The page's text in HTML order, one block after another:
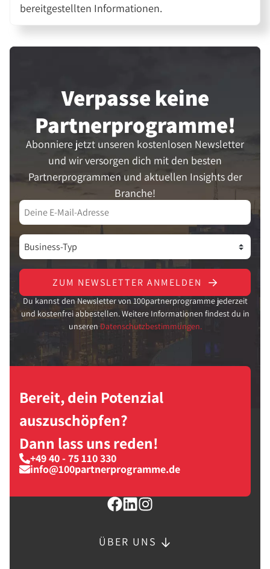
bereitgestellten Informationen.
Verpasse keine
Partner­programme!
Abonniere jetzt unseren kostenlosen Newsletter
und wir versorgen dich mit den besten
Partnerprogrammen und aktuellen Insights der
Branche!
ZUM NEWSLETTER ANMELDEN
Du kannst den Newsletter von 100partnerprogramme jederzeit
und kostenfrei abbestellen. Weitere Informationen findest du in
unseren Datenschutzbestimmungen.
Bereit, dein Potenzial
auszuschöpfen?
Dann lass uns reden!
+49 40 - 75 110 330
info@100partnerprogramme.de
ÜBER UNS